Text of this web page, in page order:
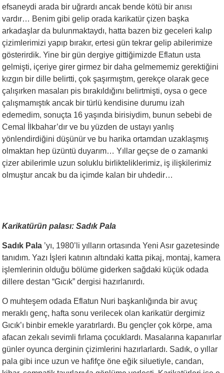
efsaneydi arada bir uğrardı ancak bende kötü bir anısı
vardır… Benim gibi gelip orada karikatür çizen başka
arkadaşlar da bulunmaktaydı, hatta bazen biz geceleri kalıp
çizimlerimizi yapıp bırakır, ertesi gün tekrar gelip abilerimize
gösterirdik. Yine bir gün dergiye gittiğimizde Eflatun usta
gelmişti, içeriye girer girmez bir daha gelmememiz gerektiğini
kızgın bir dille belirtti, çok şaşırmıştım, gerekçe olarak gece
çalışırken masaları pis bırakıldığını belirtmişti, oysa o gece
çalışmamıştık ancak bir türlü kendisine durumu izah
edemedim, sonuçta 16 yaşında birisiydim, bunun sebebi de
Cemal İlkbahar’dır ve bu yüzden de ustayı yanlış
yönlendirdiğini düşünür ve bu harika ortamdan uzaklaşmış
olmaktan hep üzüntü duyarım… Yıllar geçse de o zamanki
çizer abilerimle uzun soluklu birlikteliklerimiz, iş ilişkilerimiz
olmuştur ancak bu da içimde kalan bir uhdedir…
Karikatürün palası: Sadık Pala
Sadık Pala ’yı, 1980’li yılların ortasında Yeni Asır gazetesinde
tanıdım. Yazı İşleri katının altındaki katta pikaj, montaj, kamera
işlemlerinin olduğu bölüme giderken sağdaki küçük odada
dillere destan “Gıcık” dergisi hazırlanırdı.
O muhteşem odada Eflatun Nuri başkanlığında bir avuç
meraklı genç, hafta sonu verilecek olan karikatür dergimiz
Gıcık’ı binbir emekle yaratırlardı. Bu gençler çok körpe, ama
afacan zekalı sevimli fırlama çocuklardı. Masalarına kapanırlar
günler oyunca derginin çizimlerini hazırlarlardı. Sadık, o yıllar
pala gibi ince uzun ve hafifçe öne eğik siluetiyle, candan,